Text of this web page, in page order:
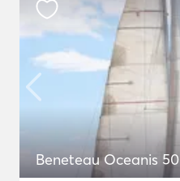
Beneteau Oceanis 50